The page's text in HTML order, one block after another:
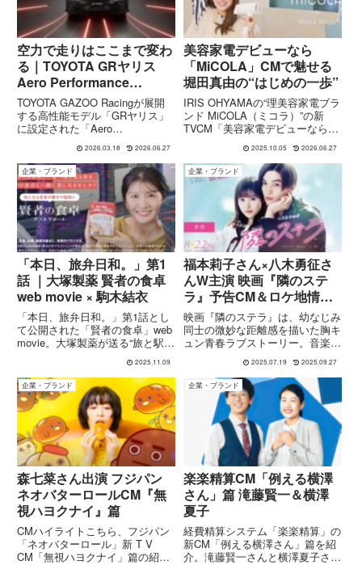
空力で走りはここまで変わ
る｜TOYOTA GRヤリス
Aero Performance
Package 新CMの魅力
TOYOTA GAZOO Racingが展開
する高性能モデル「GRヤリス」
に設定された「Aero
伝える映像「-Designed for
Performance-」が公開されていま
す。本CMで...
2026.03.18 2026.06.27
美容家電デビューなら
「MiCOLA」CMで魅せる
堀田真由の“はじめの一歩”
IRIS OHYAMAの“理美容家電ブラ
ンド MiCOLA（ミコラ）”の新
TVCM「美容家電デビューなら
んが出演。パステルカラーの世界
観と動物キャラクターを通して
“使いやすさ × デザイン性” を伝
えています。
2025.10.05 2026.06.27
企業・ブランド
「本日、旅弁日和。」第1
話 ｜大塚製薬 賢者の食卓
web movie × 駒木結衣
「本日、旅弁日和。」第1話とし
て公開された「賢者の食卓」web
movie。大塚製薬が送る“旅と駅
るべきバランス栄養食ブランドの
世界観を読み解きます。出演はウ
ェザーニューズ・お天気キャスタ
ーの駒木結衣さん。
2025.11.09
企業・ブランド
福本莉子さん×八木勇征さ
んW主演 映画『隣のステ
ラ』予告CM＆ロケ地情
報 主題歌
FANTASTICS「いつも隣
で」
映画『隣のステラ』は、幼なじみ
同士の微妙な距離感を描いた胸キ
ュン青春ラブストーリー。音楽は
は福本莉子さん×八木勇征さんと
いう豪華布陣を迎えて、8月22日
（金）全国公開です。原作ファン
も“はじめての恋”シ...
2025.07.19 2025.09.27
企業・ブランド
森七菜さん出演 フジパン
ネオバターロールCM『無
視ハヨクナイ』篇
CMハイライトこちら、フジパン
「ネオバターロール」新 T V
CM「無視ハヨクナイ」篇の紹介
企業・ブランド
楽楽精算CM「例える横澤
さん」篇 滝藤賢一＆横澤
夏子
経費精算システム「楽楽精算」の
新CM「例える横澤さん」篇を紹
介。滝藤賢一さんと横澤夏子さん